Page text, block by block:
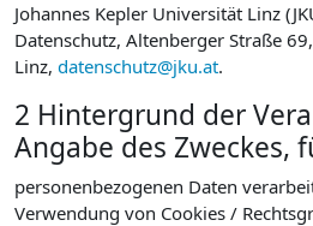
Johannes Kepler Universität Linz
Datenschutz, Altenberger Straße
Linz, datenschutz@jku.at.
2 Hintergrund der
Angabe des Zweckes,
personenbezogenen Daten
Verwendung von Cookies /